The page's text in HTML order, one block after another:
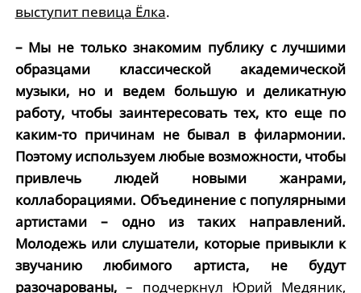
выступит певица Ёлка.
– Мы не только знакомим публику с лучшими
образцами классической академической
музыки, но и ведем большую и деликатную
работу, чтобы заинтересовать тех, кто еще по
каким-то причинам не бывал в филармонии.
Поэтому используем любые возможности, чтобы
привлечь людей новыми жанрами,
коллаборациями. Объединение с популярными
артистами – одно из таких направлений.
Молодежь или слушатели, которые привыкли к
звучанию любимого артиста, не будут
разочарованы,– подчеркнул Юрий Медяник,